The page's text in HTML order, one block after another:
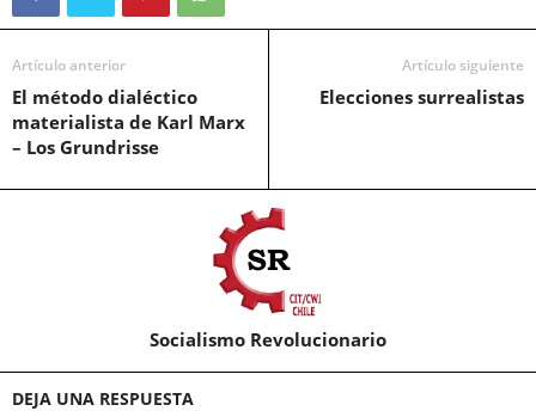
Artículo anterior
El método dialéctico
materialista de Karl Marx
– Los Grundrisse
Artículo siguiente
Elecciones surrealistas
Socialismo Revolucionario
DEJA UNA RESPUESTA